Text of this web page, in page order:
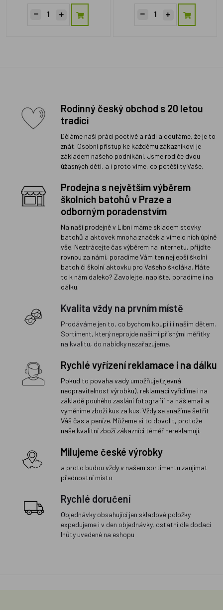
Rodinný český obchod s 20 letou
tradicí
Děláme naši práci poctivě a rádi a doufáme, že je to
znát. Osobní přístup ke každému zákazníkovi je
základem našeho podnikání. Jsme rodiče dvou
úžasných dětí, a i proto víme, co potěší ty Vaše.
Prodejna s největším výběrem
školních batohů v Praze a
odborným poradenstvím
Na naší prodejně v Libni máme skladem stovky
batohů a aktovek mnoha značek a víme o nich úplně
vše. Neztrácejte čas výběrem na internetu, přijďte
rovnou za námi, poradíme Vám ten nejlepší školní
batoh či školní aktovku pro Vašeho školáka. Máte
to k nám daleko? Zavolejte, napište, poradíme i na
dálku.
Kvalita vždy na prvním místě
Prodáváme jen to, co bychom koupili i našim dětem.
Sortiment, který neprojde našimi přísnými měřítky
na kvalitu, do nabídky nezařazujeme.
Rychlé vyřízení reklamace i na dálku
Pokud to povaha vady umožňuje (zjevná
neopravitelnost výrobku), reklamaci vyřídíme i na
základě pouhého zaslání fotografií na náš email a
vyměníme zboží kus za kus. Vždy se snažíme šetřit
Váš čas a peníze. Můžeme si to dovolit, protože
naše kvalitní zboží zákazníci téměř nereklamují.
Milujeme české výrobky
a proto budou vždy v našem sortimentu zaujímat
přednostní místo
Rychlé doručení
Objednávky obsahující jen skladové položky
expedujeme i v den objednávky, ostatní dle dodací
lhůty uvedené na eshopu